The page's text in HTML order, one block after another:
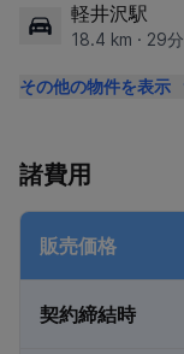
軽井沢駅
18.4 km · 29分
その他の物件を表示
諸費用
販売価格
契約締結時